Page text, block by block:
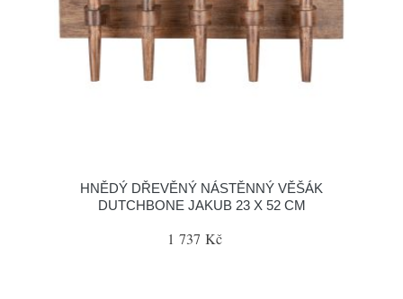
HNĚDÝ DŘEVĚNÝ NÁSTĚNNÝ VĚŠÁK
DUTCHBONE JAKUB 23 X 52 CM
1 737 Kč